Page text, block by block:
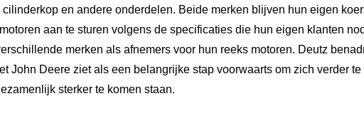
cilinderkop en andere onderdelen. Beide merken blijven hun eigen
aan te sturen volgens de specificaties die hun eigen klanten
merken als afnemers voor hun reeks motoren. Deutz
John Deere ziet als een belangrijke stap voorwaarts om zich verder
sterker te komen staan.